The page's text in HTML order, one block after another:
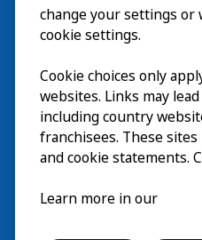
change your settings or
cookie settings.
Cookie choices only
websites. Links may
including country
franchisees. These
and cookie statements.
Learn more in our